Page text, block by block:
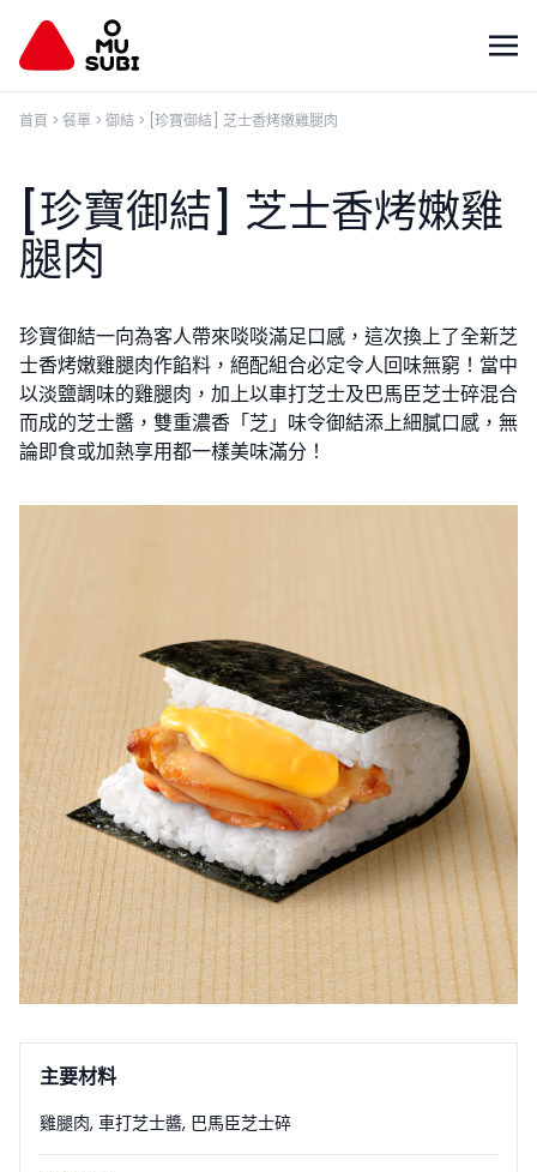
首頁 > 餐單 > 御結 > [珍寶御結] 芝士香烤嫩雞腿肉
[珍寶御結] 芝士香烤嫩雞
腿肉
珍寶御結一向為客人帶來啖啖滿足口感，這次換上了全新芝
士香烤嫩雞腿肉作餡料，絕配組合必定令人回味無窮！當中
以淡鹽調味的雞腿肉，加上以車打芝士及巴馬臣芝士碎混合
而成的芝士醬，雙重濃香「芝」味令御結添上細膩口感，無
論即食或加熱享用都一樣美味滿分！
主要材料
雞腿肉, 車打芝士醬, 巴馬臣芝士碎